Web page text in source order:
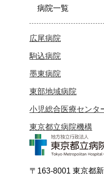
病院一覧
広尾病院
駒込病院
墨東病院
東部地域病院
小児総合医療センタ
東京都立病院機構
〒163-8001 東京都